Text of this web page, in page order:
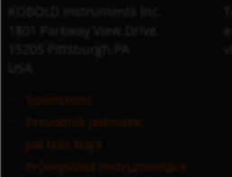
Spolecnost
Prevodník jednotek
Jak Nás Najít
Průmyslová instrumentace